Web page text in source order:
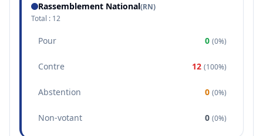
Rassemblement National(RN)
Total : 12
Pour 0 (0%)
Contre 12 (100%)
Abstention 0 (0%)
Non-votant 0 (0%)